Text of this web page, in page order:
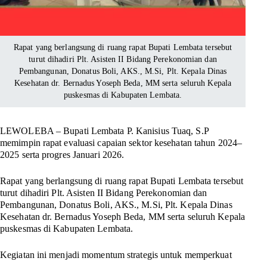
Rapat yang berlangsung di ruang rapat Bupati Lembata tersebut
turut dihadiri Plt. Asisten II Bidang Perekonomian dan
Pembangunan, Donatus Boli, AKS., M.Si, Plt. Kepala Dinas
Kesehatan dr. Bernadus Yoseph Beda, MM serta seluruh Kepala
puskesmas di Kabupaten Lembata.
LEWOLEBA – Bupati Lembata P. Kanisius Tuaq, S.P
memimpin rapat evaluasi capaian sektor kesehatan tahun 2024–
2025 serta progres Januari 2026.
Rapat yang berlangsung di ruang rapat Bupati Lembata tersebut
turut dihadiri Plt. Asisten II Bidang Perekonomian dan
Pembangunan, Donatus Boli, AKS., M.Si, Plt. Kepala Dinas
Kesehatan dr. Bernadus Yoseph Beda, MM serta seluruh Kepala
puskesmas di Kabupaten Lembata.
Kegiatan ini menjadi momentum strategis untuk memperkuat